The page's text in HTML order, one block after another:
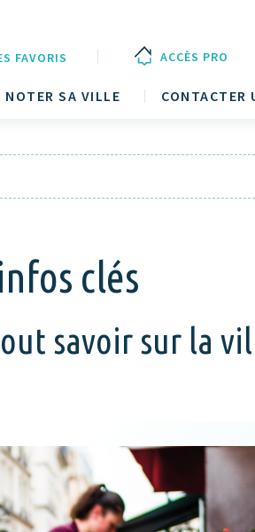
NOTER SA VILLE CONTACTER
FAVORIS ACCÈS PRO
clés
savoir sur la